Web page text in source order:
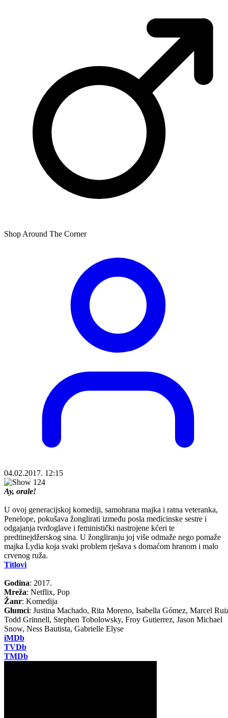
Shop Around The Corner
04.02.2017. 12:15
Ay, orale!
U ovoj generacijskoj komediji, samohrana majka i ratna veteranka,
Penelope, pokušava žonglirati između posla medicinske sestre i
odgajanja tvrdoglave i feministički nastrojene kćeri te
predtinejdžerskog sina. U žongliranju joj više odmaže nego pomaže
majka Lydia koja svaki problem rješava s domaćom hranom i malo
crvenog ruža.
Titlovi
Godina: 2017.
Mreža: Netflix, Pop
Žanr: Komedija
Glumci: Justina Machado, Rita Moreno, Isabella Gómez, Marcel
Todd Grinnell, Stephen Tobolowsky, Froy Gutierrez, Jason Michael
Snow, Ness Bautista, Gabrielle Elyse
iMDb
TVDb
TMDb